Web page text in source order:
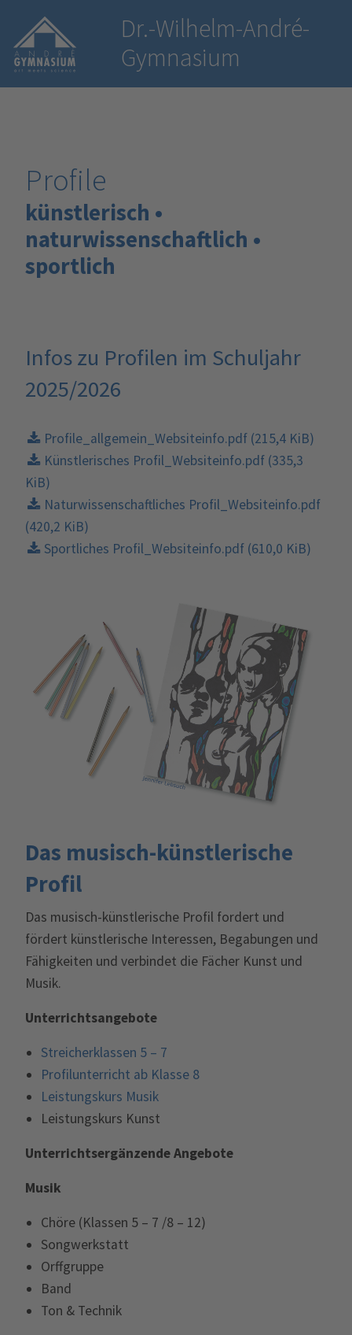
Dr.-Wilhelm-André-
Gymnasium
Profile
künstlerisch •
naturwissenschaftlich •
sportlich
Infos zu Profilen im Schuljahr
2025/2026
Profile_allgemein_Websiteinfo.pdf (215,4 KiB)
Künstlerisches Profil_Websiteinfo.pdf (335,3
KiB)
Naturwissenschaftliches Profil_Websiteinfo.pdf
(420,2 KiB)
Sportliches Profil_Websiteinfo.pdf (610,0 KiB)
Das musisch-künstlerische
Profil
Das musisch-künstlerische Profil fordert und
fördert künstlerische Interessen, Begabungen und
Fähigkeiten und verbindet die Fächer Kunst und
Musik.
Unterrichtsangebote
Streicherklassen 5 – 7
Profilunterricht ab Klasse 8
Leistungskurs Musik
Leistungskurs Kunst
Unterrichtsergänzende Angebote
Musik
Chöre (Klassen 5 – 7 /8 – 12)
Songwerkstatt
Orffgruppe
Band
Ton & Technik